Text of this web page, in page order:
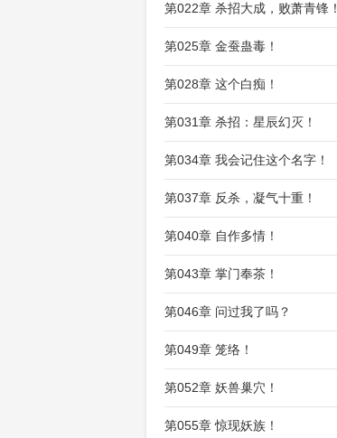
第022章 杀招大成，败萧青锋！
第025章 金蚕蛊毒！
第028章 这个白痴！
第031章 杀招：星辰幻灭！
第034章 我会记住这个名字！
第037章 反杀，凝气十重！
第040章 自作多情！
第043章 掌门奉茶！
第046章 问过我了吗？
第049章 笼络！
第052章 妖兽巢穴！
第055章 惊现妖族！